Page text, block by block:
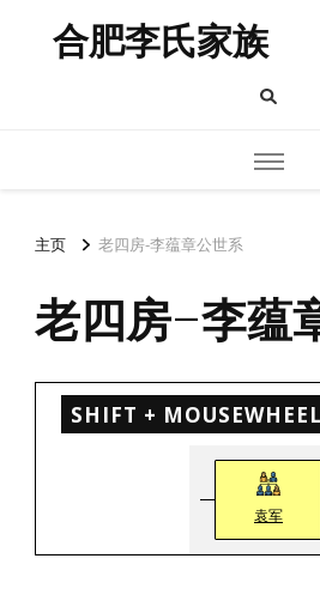
合肥李氏家族
主页 老四房-李蕴章公世系
老四房-李蕴
SHIFT +
袁军